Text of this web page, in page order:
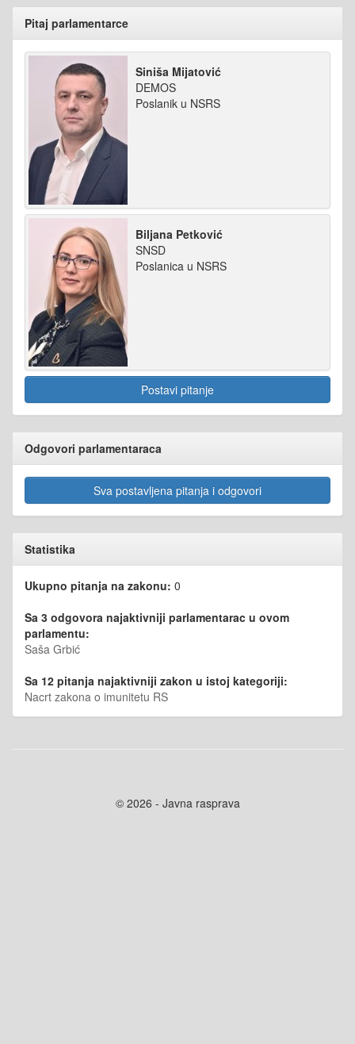
Pitaj parlamentarce
Siniša Mijatović
DEMOS
Poslanik u NSRS
Biljana Petković
SNSD
Poslanica u NSRS
Postavi pitanje
Odgovori parlamentaraca
Sva postavljena pitanja i odgovori
Statistika
Ukupno pitanja na zakonu: 0
Sa 3 odgovora najaktivniji parlamentarac u ovom
parlamentu:
Saša Grbić
Sa 12 pitanja najaktivniji zakon u istoj kategoriji:
Nacrt zakona o imunitetu RS
© 2026 - Javna rasprava